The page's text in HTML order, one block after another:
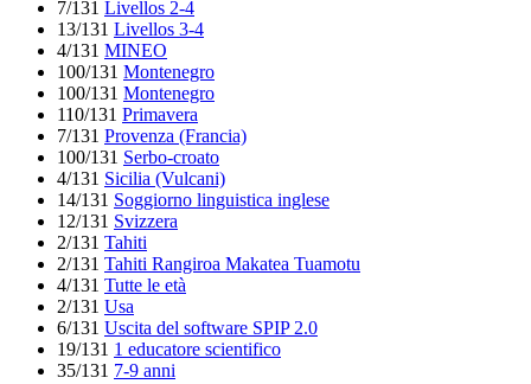
7/131 Livellos 2-4
13/131 Livellos 3-4
4/131 MINEO
100/131 Montenegro
100/131 Montenegro
110/131 Primavera
7/131 Provenza (Francia)
100/131 Serbo-croato
4/131 Sicilia (Vulcani)
14/131 Soggiorno linguistica inglese
12/131 Svizzera
2/131 Tahiti
2/131 Tahiti Rangiroa Makatea Tuamotu
4/131 Tutte le età
2/131 Usa
6/131 Uscita del software SPIP 2.0
19/131 1 educatore scientifico
35/131 7-9 anni